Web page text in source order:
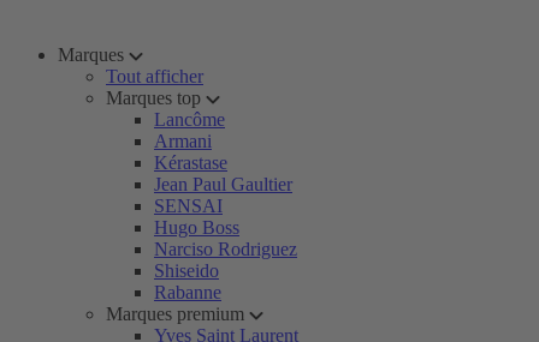
Marques
Tout afficher
Marques top
Lancôme
Armani
Kérastase
Jean Paul Gaultier
SENSAI
Hugo Boss
Narciso Rodriguez
Shiseido
Rabanne
Marques premium
Yves Saint Laurent